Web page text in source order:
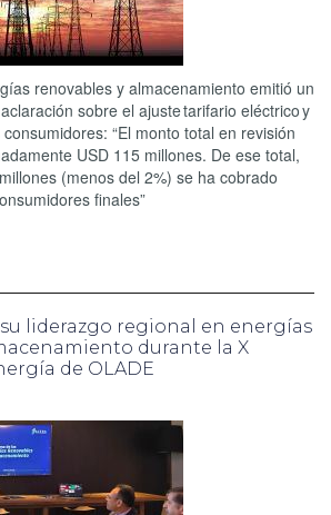
renovables y almacenamiento emitió un
sobre el ajuste tarifario eléctrico y
“El monto total en revisión
USD 115 millones. De ese total,
(menos del 2%) se ha cobrado
finales”
su liderazgo regional en energías
durante la X
de OLADE